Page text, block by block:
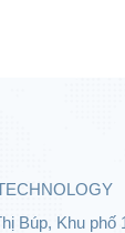
Búp, Khu phố